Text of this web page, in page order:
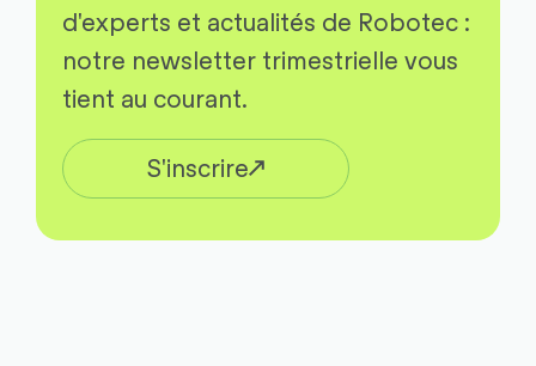
d'experts et actualités de Robotec :
notre newsletter trimestrielle vous
tient au courant.
S'inscrire